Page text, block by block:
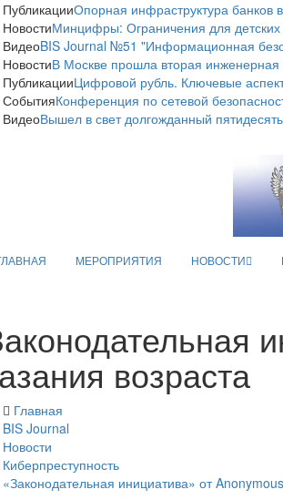
ПубликацииОпорная инфраструктура банков
НовостиМинцифры: Ограничения для
ВидеоBIS Journal №51 "Информационная
НовостиВ Москве прошла вторая
ПубликацииЦифровой рубль. Ключевые
СобытияКонференция по сетевой
ВидеоВышел в свет долгожданный
МЕРОПРИЯТИЯ НОВОСТИ
возраста
Главная
BIS Journal
Новости
Киберпреступность
«Законодательная инициатива» от